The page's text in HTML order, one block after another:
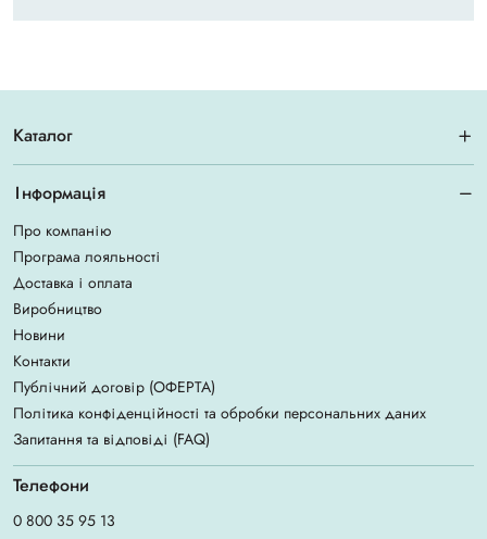
Каталог
Інформація
Про компанію
Програма лояльності
Доставка і оплата
Виробництво
Новини
Контакти
Публічний договір (ОФЕРТА)
Політика конфіденційності та обробки персональних даних
Запитання та відповіді (FAQ)
Телефони
0 800 35 95 13